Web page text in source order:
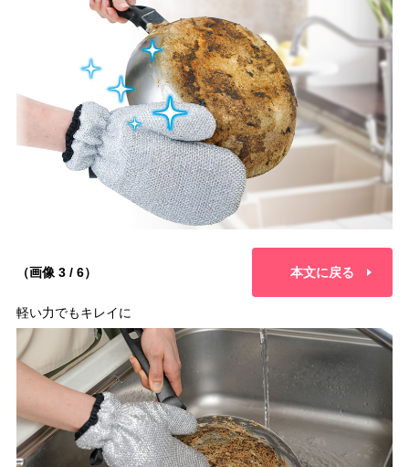
（画像 3 / 6） 本文に戻る
軽い力でもキレイに